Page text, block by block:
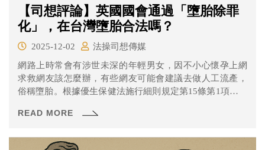
【司想評論】英國國會通過「墮胎除罪
化」，在台灣墮胎合法嗎？
2025-12-02
法操司想傳媒
網路上時常會有涉世未深的年輕男女，因不小心懷孕上網
求救網友該怎麼辦，有些網友可能會建議去做人工流產，
俗稱墮胎。根據優生保健法施行細則規定第15條第1項，人
依孕婦意願進行人工流產，除非胎兒或母體存在重大異常
READ MORE